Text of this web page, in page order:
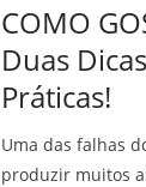
COMO
Duas
Práticas!
Uma das falhas
produzir muitos